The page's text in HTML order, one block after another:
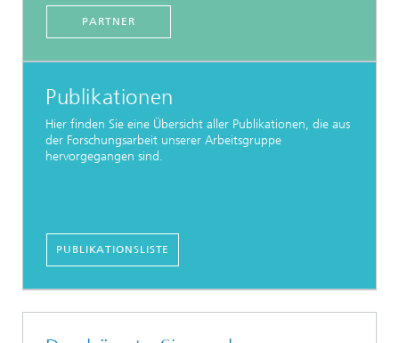
PARTNER
Publikationen
Hier finden Sie eine Übersicht aller Publikationen, die aus
der Forschungsarbeit unserer Arbeitsgruppe
hervorgegangen sind.
PUBLIKATIONSLISTE